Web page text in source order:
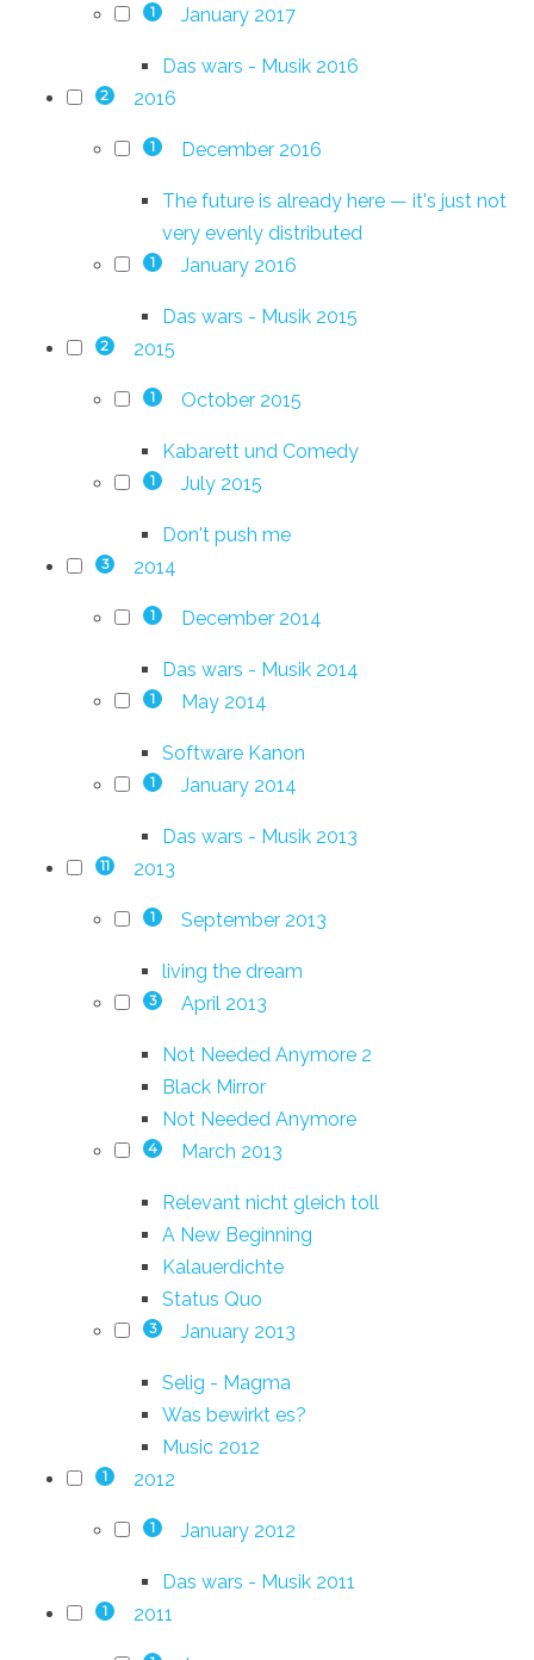
1 January 2017
Das wars - Musik 2016
2 2016
1 December 2016
The future is already here — it's just not
very evenly distributed
1 January 2016
Das wars - Musik 2015
2 2015
1 October 2015
Kabarett und Comedy
1 July 2015
Don't push me
3 2014
1 December 2014
Das wars - Musik 2014
1 May 2014
Software Kanon
1 January 2014
Das wars - Musik 2013
11 2013
1 September 2013
living the dream
3 April 2013
Not Needed Anymore 2
Black Mirror
Not Needed Anymore
4 March 2013
Relevant nicht gleich toll
A New Beginning
Kalauerdichte
Status Quo
3 January 2013
Selig - Magma
Was bewirkt es?
Music 2012
1 2012
1 January 2012
Das wars - Musik 2011
1 2011